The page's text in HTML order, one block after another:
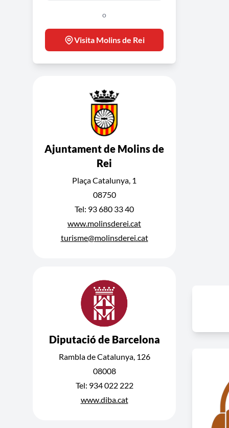
o
Visita Molins de Rei
Ajuntament de Molins de
Rei
Plaça Catalunya, 1
08750
Tel: 93 680 33 40
www.molinsderei.cat
turisme@molinsderei.cat
Diputació de Barcelona
Rambla de Catalunya, 126
08008
Tel: 934 022 222
www.diba.cat